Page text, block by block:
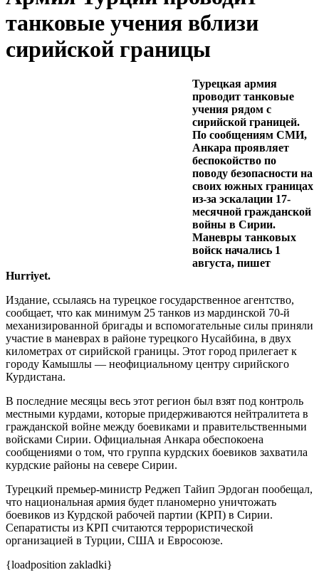
танковые учения вблизи
сирийской границы
Турецкая армия
проводит танковые
учения рядом с
сирийской границей.
По сообщениям СМИ,
Анкара проявляет
беспокойство по
поводу безопасности на
своих южных границах
из-за эскалации 17-
месячной гражданской
войны в Сирии.
Маневры танковых
войск начались 1
августа, пишет
Hurriyet.
Издание, ссылаясь на турецкое государственное агентство,
сообщает, что как минимум 25 танков из мардинской 70-й
механизированной бригады и вспомогательные силы приняли
участие в маневрах в районе турецкого Нусайбина, в двух
километрах от сирийской границы. Этот город прилегает к
городу Камышлы — неофициальному центру сирийского
Курдистана.
В последние месяцы весь этот регион был взят под контроль
местными курдами, которые придерживаются нейтралитета в
гражданской войне между боевиками и правительственными
войсками Сирии. Официальная Анкара обеспокоена
сообщениями о том, что группа курдских боевиков захватила
курдские районы на севере Сирии.
Турецкий премьер-министр Реджеп Тайип Эрдоган пообещал,
что национальная армия будет планомерно уничтожать
боевиков из Курдской рабочей партии (КРП) в Сирии.
Сепаратисты из КРП считаются террористической
организацией в Турции, США и Евросоюзе.
{loadposition zakladki}